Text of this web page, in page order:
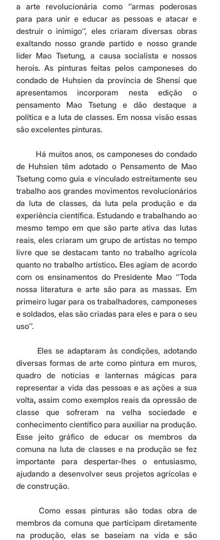
a arte revolucionária como ‘’armas poderosas
para para unir e educar as pessoas e atacar e
destruir o inimigo’’, eles criaram diversas obras
exaltando nosso grande partido e nosso grande
líder Mao Tsetung, a causa socialista e nossos
herois. As pinturas feitas pelos camponeses do
condado de Huhsien da província de Shensi que
apresentamos incorporam nesta edição o
pensamento Mao Tsetung e dão destaque a
política e a luta de classes. Em nossa visão essas
são excelentes pinturas.
de Huhsien têm adotado o Pensamento de Mao
Tsetung como guia e vinculado estreitamente seu
trabalho aos grandes movimentos revolucionários
da luta de classes, da luta pela produção e da
experiência científica. Estudando e trabalhando ao
mesmo tempo em que são parte ativa das lutas
reais, eles criaram um grupo de artistas no tempo
livre que se destacam tanto no trabalho agrícola
quanto no trabalho artístico. Eles agiam de acordo
com os ensinamentos do Presidente Mao ‘’Toda
nossa literatura e arte são para as massas. Em
primeiro lugar para os trabalhadores, camponeses
e soldados, elas são criadas para eles e para o seu
uso’’.
diversas formas de arte como pintura em muros,
quadro de notícias e lanternas mágicas para
representar a vida das pessoas e as ações a sua
volta, assim como exemplos reais da opressão de
classe que sofreram na velha sociedade e
conhecimento científico para auxiliar na produção.
Esse jeito gráfico de educar os membros da
comuna na luta de classes e na produção se fez
importante para despertar-lhes o entusiasmo,
ajudando a desenvolver seus projetos agrícolas e
de construção.
membros da comuna que participam diretamente
na produção, elas se baseiam na vida e são